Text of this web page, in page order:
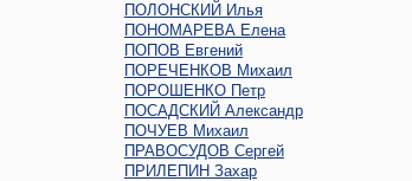
ПОЛОНСКИЙ Илья
ПОНОМАРЕВА Елена
ПОПОВ Евгений
ПОРЕЧЕНКОВ Михаил
ПОРОШЕНКО Петр
ПОСАДСКИЙ Александр
ПОЧУЕВ Михаил
ПРАВОСУДОВ Сергей
ПРИЛЕПИН Захар